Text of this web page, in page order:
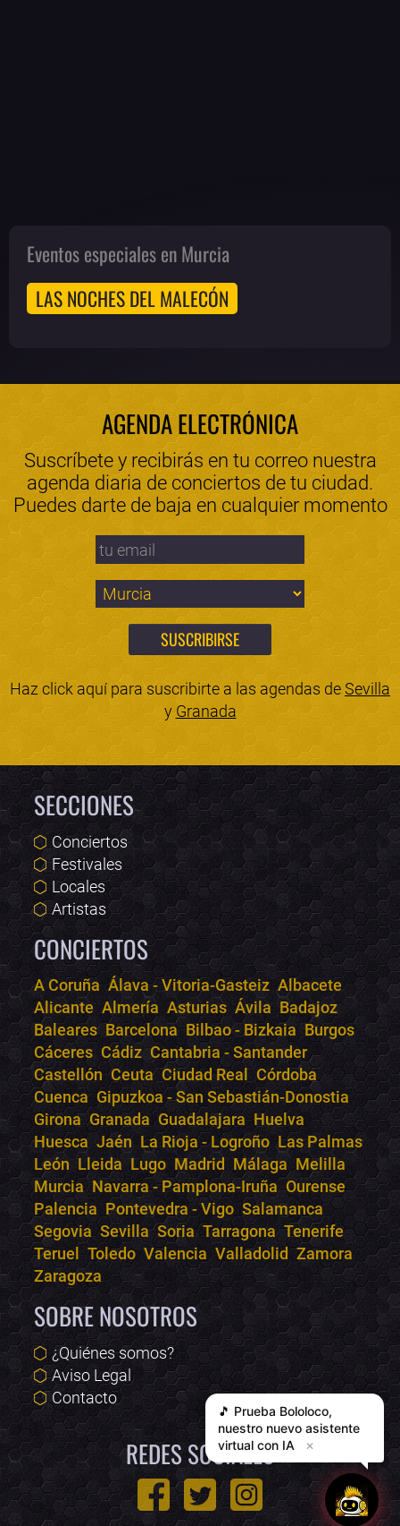
Eventos especiales en Murcia
LAS NOCHES DEL MALECÓN
AGENDA ELECTRÓNICA
Suscríbete y recibirás en tu correo nuestra
agenda diaria de conciertos de tu ciudad.
Puedes darte de baja en cualquier momento
Haz click aquí para suscribirte a las agendas deSevilla
y Granada
SECCIONES
Conciertos
Festivales
Locales
Artistas
CONCIERTOS
A Coruña Álava - Vitoria-Gasteiz Albacete
Alicante Almería Asturias Ávila Badajoz
Baleares Barcelona Bilbao - Bizkaia Burgos
Cáceres Cádiz Cantabria - Santander
Castellón Ceuta Ciudad Real Córdoba
Cuenca Gipuzkoa - San Sebastián-Donostia
Girona Granada Guadalajara Huelva
Huesca Jaén La Rioja - Logroño Las Palmas
León Lleida Lugo Madrid Málaga Melilla
Murcia Navarra - Pamplona-Iruña Ourense
Palencia Pontevedra - Vigo Salamanca
Segovia Sevilla Soria Tarragona Tenerife
Teruel
Toledo Valencia Valladolid Zamora
Zaragoza
SOBRE NOSOTROS
¿Quiénes somos?
Aviso Legal
Contacto
REDES SOCIALES
🎵 Prueba Bololoco,
nuestro nuevo asistente
virtual con IA
✕
Bololoco · conciertos.club
Online · Te ayudo a encontrar conciertos